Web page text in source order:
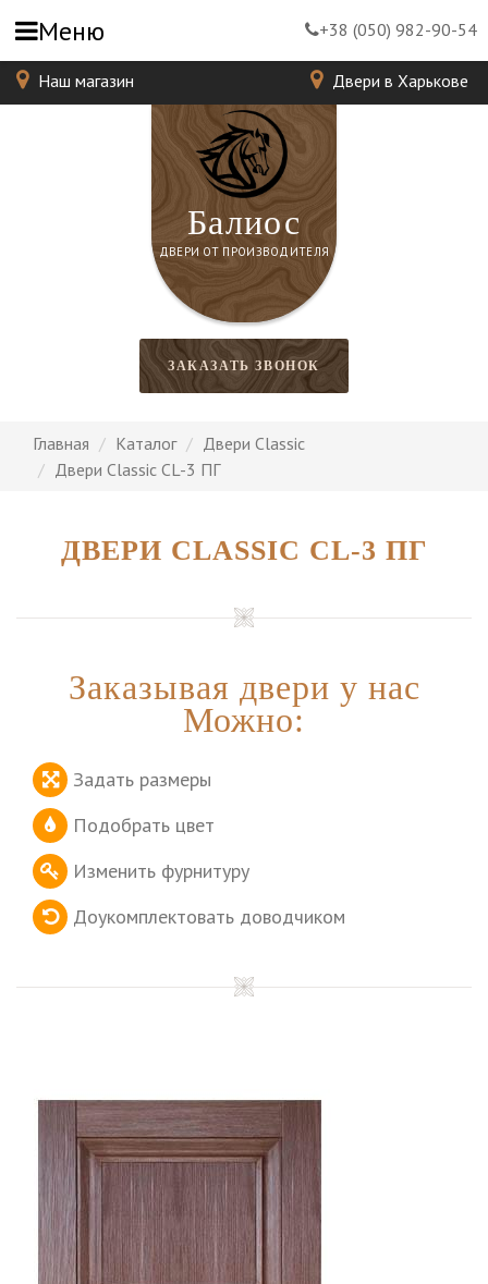
Балиос
ДВЕРИ ОТ ПРОИЗВОДИТЕЛЯ
Наш магазин Двери в Харькове
ЗАКАЗАТЬ ЗВОНОК
Главная Каталог
Двери Classic
Двери Classic CL-3 ПГ
ДВЕРИ CLASSIC CL-3 ПГ
Заказывая двери у нас
Можно:
Задать размеры
Подобрать цвет
Изменить фурнитуру
Доукомплектовать доводчиком
Меню +38 (050) 982-90-54